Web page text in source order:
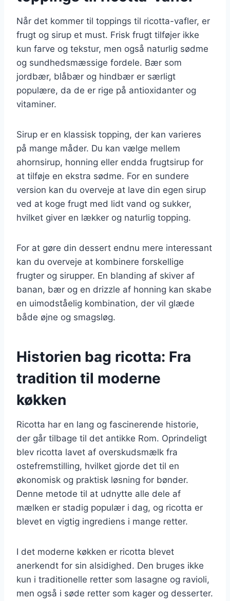
Når det kommer til toppings til ricotta-vafler, er
frugt og sirup et must. Frisk frugt tilføjer ikke
kun farve og tekstur, men også naturlig sødme
og sundhedsmæssige fordele. Bær som
jordbær, blåbær og hindbær er særligt
populære, da de er rige på antioxidanter og
vitaminer.
Sirup er en klassisk topping, der kan varieres
på mange måder. Du kan vælge mellem
ahornsirup, honning eller endda frugtsirup for
at tilføje en ekstra sødme. For en sundere
version kan du overveje at lave din egen sirup
ved at koge frugt med lidt vand og sukker,
hvilket giver en lækker og naturlig topping.
For at gøre din dessert endnu mere interessant
kan du overveje at kombinere forskellige
frugter og sirupper. En blanding af skiver af
banan, bær og en drizzle af honning kan skabe
en uimodståelig kombination, der vil glæde
både øjne og smagsløg.
Historien bag ricotta: Fra
tradition til moderne
køkken
Ricotta har en lang og fascinerende historie,
der går tilbage til det antikke Rom. Oprindeligt
blev ricotta lavet af overskudsmælk fra
ostefremstilling, hvilket gjorde det til en
økonomisk og praktisk løsning for bønder.
Denne metode til at udnytte alle dele af
mælken er stadig populær i dag, og ricotta er
blevet en vigtig ingrediens i mange retter.
I det moderne køkken er ricotta blevet
anerkendt for sin alsidighed. Den bruges ikke
kun i traditionelle retter som lasagne og ravioli,
men også i søde retter som kager og desserter.